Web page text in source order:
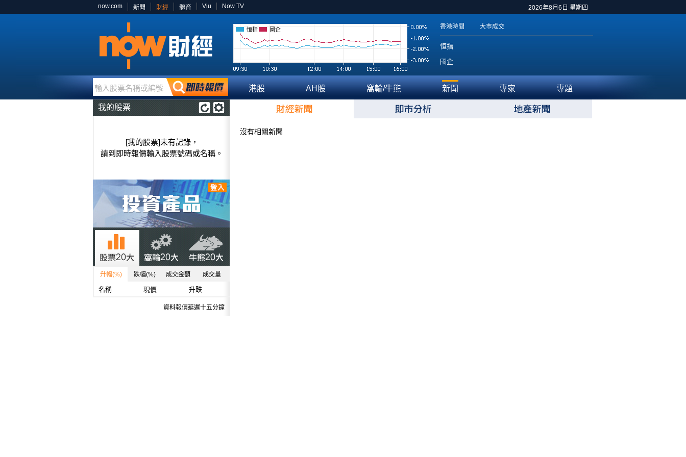
2026年8月6日 星期四
now.com 新聞 財經 體育 Viu Now TV
恒指 國企 香港時間 大市成交
恒指
國企
輸入股票名稱或編號 港股 AH股 窩輪/牛熊 新聞 專家 專題
我的股票
[我的股票]未有記錄，
請到即時報價輸入股票號碼或名稱。
升幅(%) 跌幅(%) 成交金額 成交量
名稱 現價 升跌
資料報價延遲十五分鐘
沒有相關新聞